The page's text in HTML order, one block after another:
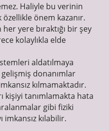
Haliyle bu verinin
önem kazanır.
yere bıraktığı bir şey
kolaylıkla elde
aldatılmaya
gelişmiş donanımlar
kılmamaktadır.
kişiyi tanımlamakta hata
gibi fiziki
kılabilir.